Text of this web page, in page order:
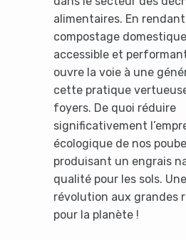
alimentaires. En
compostage
accessible et
ouvre la voie à une
cette pratique
foyers. De quoi réduire
significativement
écologique de nos
produisant un engrais
qualité pour les sols.
révolution aux grandes
pour la planète !